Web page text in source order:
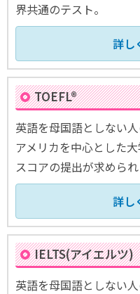
界共通のテスト。
詳し
TOEFL®
英語を母国語としない
アメリカを中心とした
スコアの提出が求められ
詳し
IELTS(アイエルツ)
英語を母国語としない